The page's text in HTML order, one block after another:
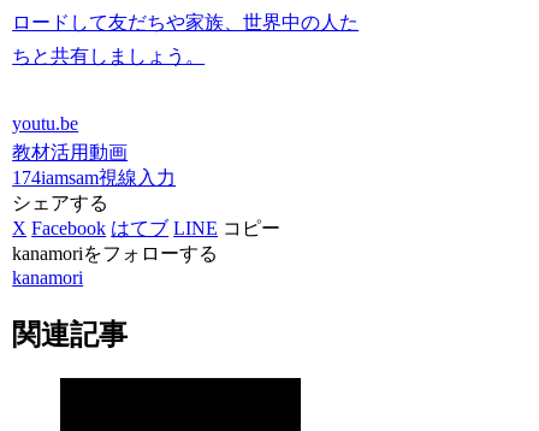
ロードして友だちや家族、世界中の人た
ちと共有しましょう。
youtu.be
教材活用動画
174iamsam視線入力
シェアする
X Facebook はてブ LINE コピー
kanamoriをフォローする
kanamori
関連記事